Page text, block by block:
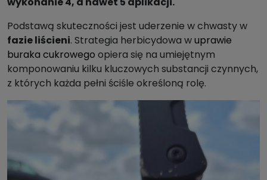
Podstawą skuteczności jest uderzenie w chwasty w
fazie liścieni. Strategia herbicydowa wuprawie
buraka cukrowego opiera się na umiejętnym
komponowaniu kilku kluczowych substancji czynnych,
z których każda pełni ściśle określoną rolę.